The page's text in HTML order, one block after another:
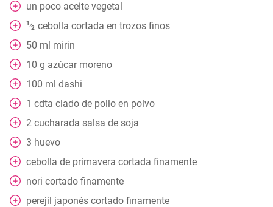
un poco aceite vegetal
1⁄2 cebolla cortada en trozos finos
50 ml mirin
10 g azúcar moreno
100 ml dashi
1 cdta clado de pollo en polvo
2 cucharada salsa de soja
3 huevo
cebolla de primavera cortada finamente
nori cortado finamente
perejil japonés cortado finamente